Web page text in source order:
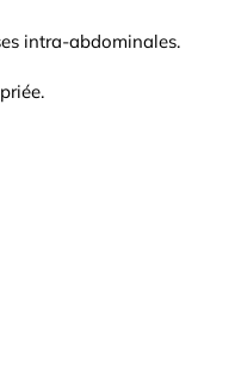
intra-abdominales.